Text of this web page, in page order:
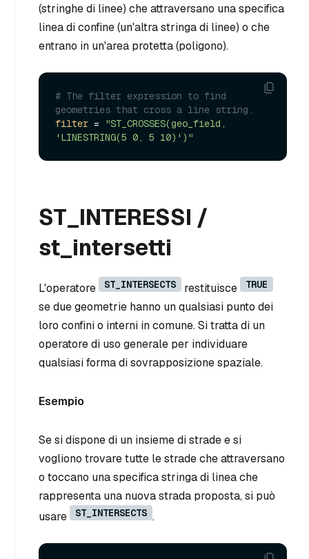
(stringhe di linee) che attraversano una specifica
linea di confine (un'altra stringa di linee) o che
entrano in un'area protetta (poligono).
# The filter expression to find
geometries that cross a line string.
filter =
"ST_CROSSES(geo_field,
'LINESTRING(5 0, 5 10)')"
ST_INTERESSI /
st_intersetti
L'operatore ST_INTERSECTS restituisce TRUE
se due geometrie hanno un qualsiasi punto dei
loro confini o interni in comune. Si tratta di un
operatore di uso generale per individuare
qualsiasi forma di sovrapposizione spaziale.
Esempio
Se si dispone di un insieme di strade e si
vogliono trovare tutte le strade che attraversano
o toccano una specifica stringa di linea che
rappresenta una nuova strada proposta, si può
usare
ST_INTERSECTS .